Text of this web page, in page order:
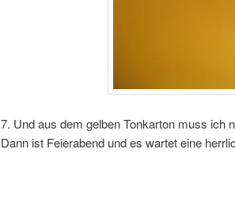
7. Und aus dem gelben Tonkarton muss ich
Dann ist Feierabend und es wartet eine